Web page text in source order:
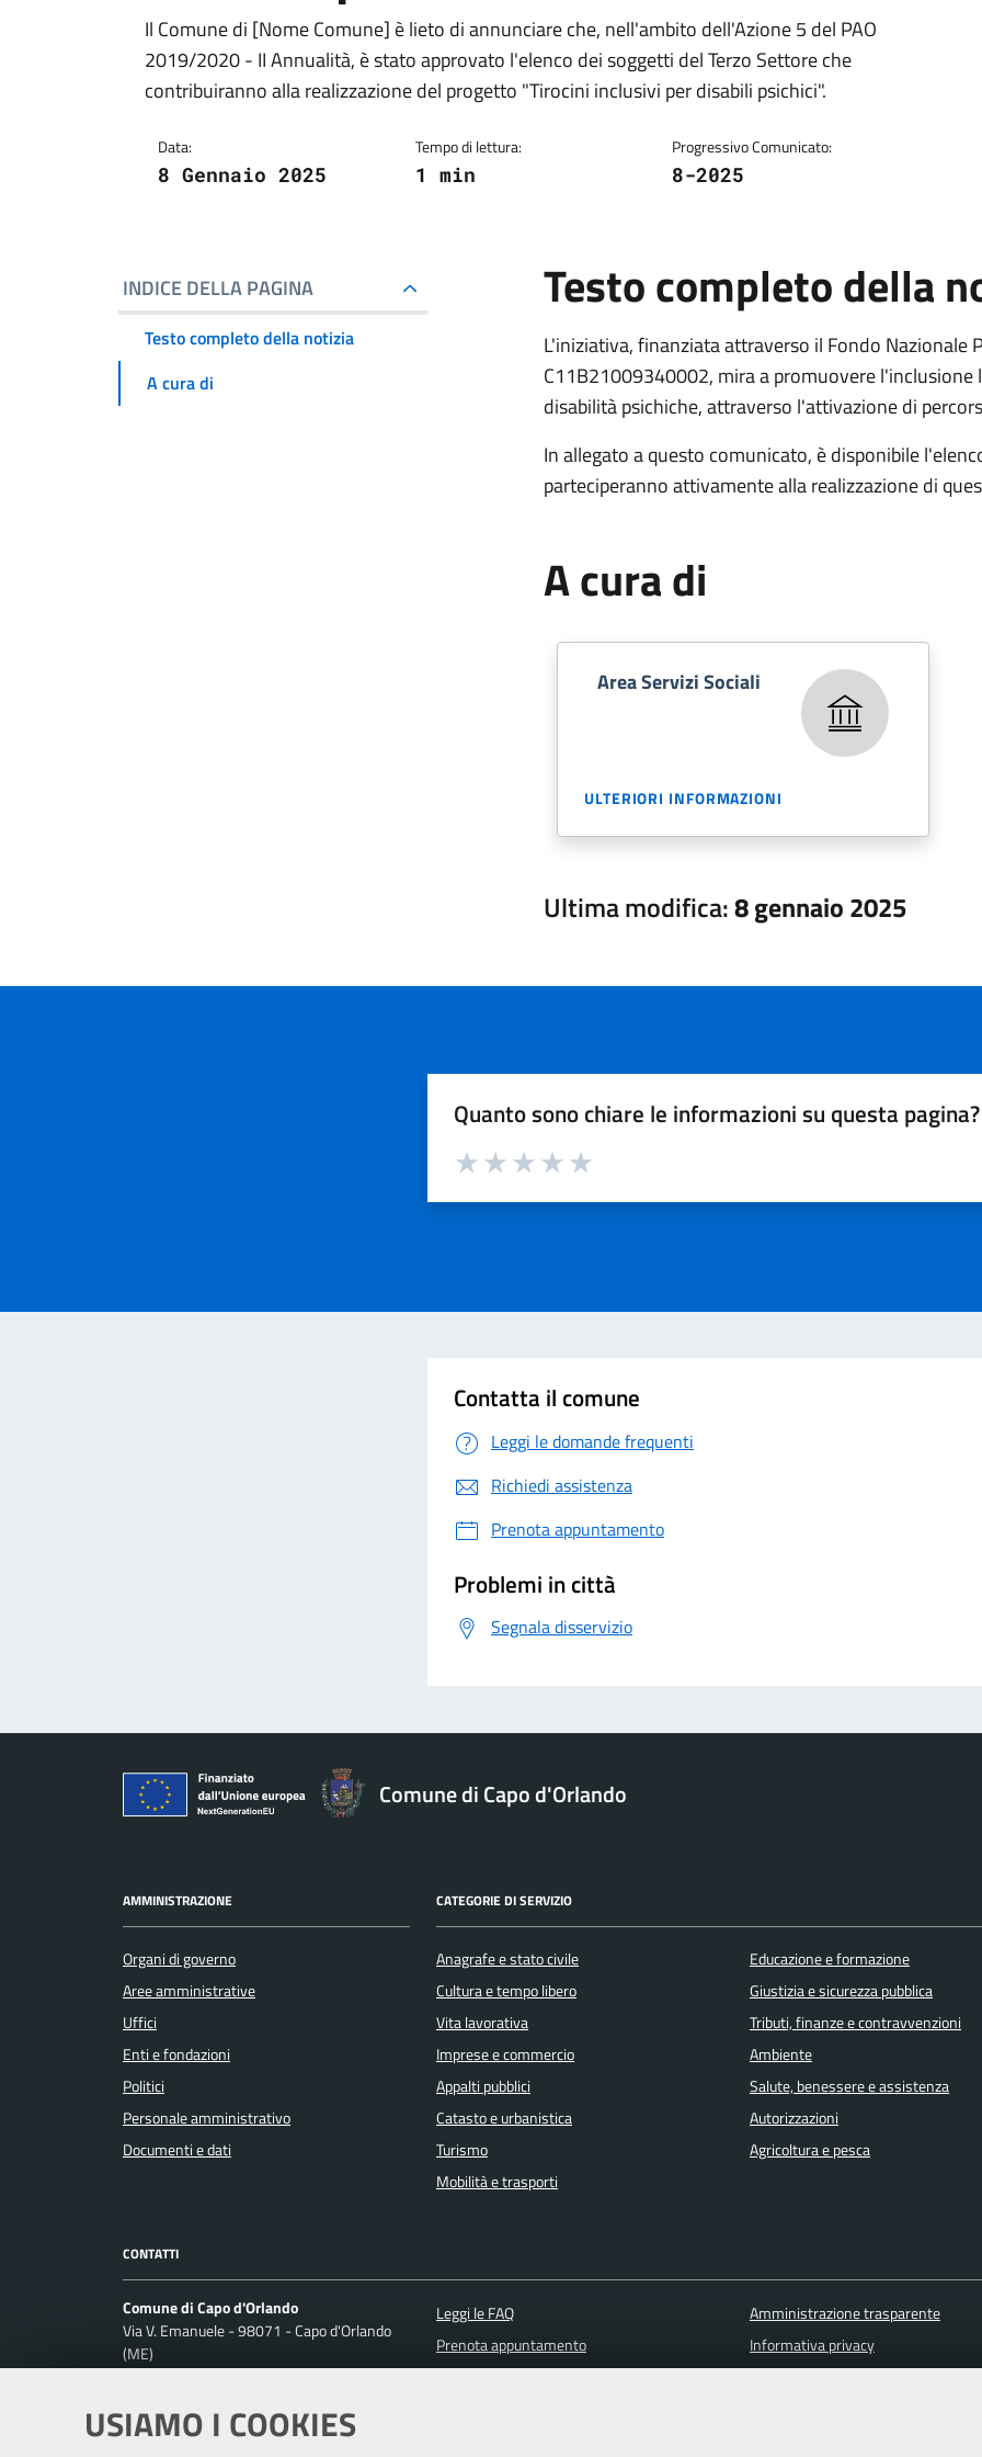
USIAMO I COOKIES
Il Comune di [Nome Comune] è lieto di annunciare che, nell'ambito dell'Azione 5 del PAO
2019/2020 - II Annualità, è stato approvato l'elenco dei soggetti del Terzo Settore che
contribuiranno alla realizzazione del progetto "Tirocini inclusivi per disabili psichici".
Data:
8 Gennaio 2025
Tempo di lettura:
1 min
Progressivo Comunicato:
8-2025
INDICE DELLA PAGINA
Testo completo della notizia
A cura di
Testo completo della
L'iniziativa, finanziata attraverso il Fondo Nazionale
C11B21009340002, mira a promuovere l'inclusione
disabilità psichiche, attraverso l'attivazione di
In allegato a questo comunicato, è disponibile
parteciperanno attivamente alla realizzazione di
A cura di
Area Servizi Sociali
ULTERIORI INFORMAZIONI
Ultima modifica:8 gennaio 2025
Quanto sono chiare le informazioni su questa pagina?
Contatta il comune
Leggi le domande frequenti
Richiedi assistenza
Prenota appuntamento
Problemi in città
Segnala disservizio
Comune di Capo d'Orlando
AMMINISTRAZIONE
Organi di governo
Aree amministrative
Uffici
Enti e fondazioni
Politici
Personale amministrativo
Documenti e dati
CATEGORIE DI SERVIZIO
Anagrafe e stato civile
Cultura e tempo libero
Vita lavorativa
Imprese e commercio
Appalti pubblici
Catasto e urbanistica
Turismo
Mobilità e trasporti
Educazione e formazione
Giustizia e sicurezza pubblica
Tributi, finanze e contravvenzioni
Ambiente
Salute, benessere e assistenza
Autorizzazioni
Agricoltura e pesca
CONTATTI
Comune di Capo d'Orlando
Via V. Emanuele - 98071 - Capo d'Orlando
(ME)
Ufficio Relazioni con il Pubblico
Leggi le FAQ
Prenota appuntamento
Amministrazione trasparente
Informativa privacy